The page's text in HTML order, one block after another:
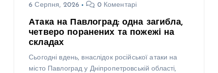
6 Серпня, 2026 0 Коментарі
Атака на Павлоград: одна загибла,
четверо поранених та пожежі на
складах
Сьогодні вдень, внаслідок російської атаки на
місто Павлоград у Дніпропетровській області,